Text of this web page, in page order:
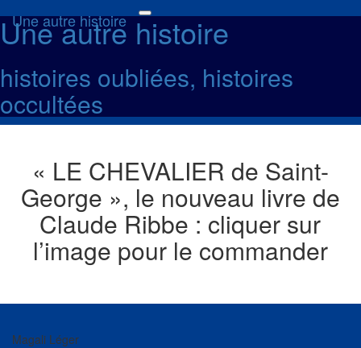
Toggle
navigation
Une autre histoire
Une autre histoire
histoires oubliées, histoires
occultées
« LE CHEVALIER de Saint-
George », le nouveau livre de
Claude Ribbe : cliquer sur
l’image pour le commander
Magali Léger